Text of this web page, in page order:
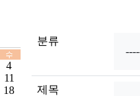
분류
제목